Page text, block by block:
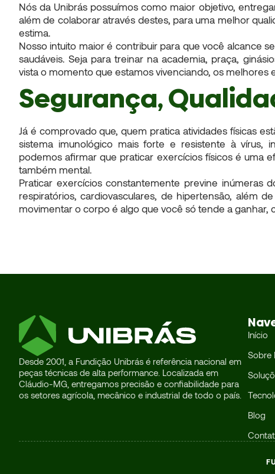
Nós da Unibrás possuímos como maior objetivo,
além de colaborar através destes, para uma melhor
estima.
Nosso intuito maior é contribuir para que você alcance
saudáveis. Seja para treinar na academia, praça,
vista o momento que estamos vivenciando, os
Segurança,
Já é comprovado que, quem pratica atividades físicas
sistema imunológico mais forte e resistente à vírus,
podemos afirmar que praticar exercícios físicos é uma
também mental.
Praticar exercícios constantemente previne inúmeras
respiratórios, cardiovasculares, de hipertensão, além
movimentar o corpo é algo que você só tende a ganhar,
Desde 2001, a Fundição Unibrás é referência nacional em
peças técnicas de alta performance. Localizada em
Cláudio-MG, entregamos precisão e confiabilidade para
os setores agrícola, mecânico e industrial de todo o país.
Início
Sobre
Blog